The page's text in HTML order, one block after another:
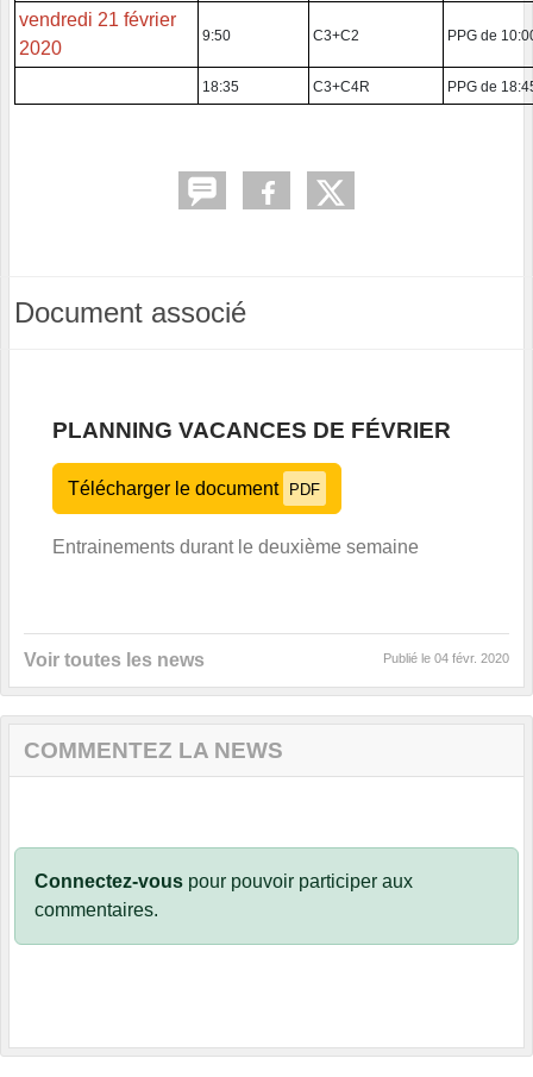
vendredi 21 février
2020
9:50 C3+C2 PPG de
18:35 C3+C4R PPG de
Document associé
PLANNING VACANCES DE FÉVRIER
Télécharger le document PDF
Entrainements durant le deuxième semaine
Voir toutes les news Publié le 04 févr. 2020
COMMENTEZ LA NEWS
Connectez-vous pour pouvoir participer aux
commentaires.